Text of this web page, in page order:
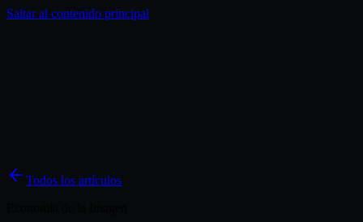
Saltar al contenido principal
Todos los artículos